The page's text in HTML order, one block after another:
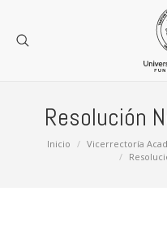
Resolución
Estás aquí:
Inicio Vicerrectoría